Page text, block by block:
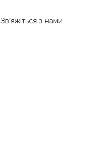
Зв’яжіться з нами